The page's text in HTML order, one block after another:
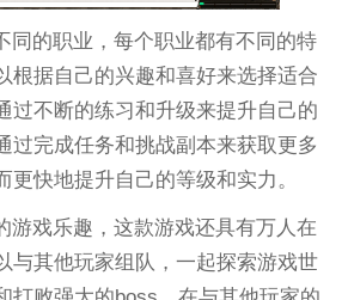
同的职业，每个职业都有不同的特
根据自己的兴趣和喜好来选择适合
过不断的练习和升级来提升自己的
过完成任务和挑战副本来获取更多
更快地提升自己的等级和实力。
游戏乐趣，这款游戏还具有万人在
与其他玩家组队，一起探索游戏世